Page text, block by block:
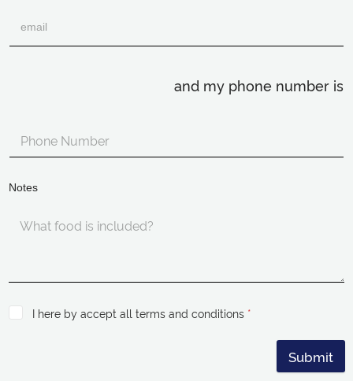
and my phone number is
Notes
I here by accept all terms and conditions *
Submit